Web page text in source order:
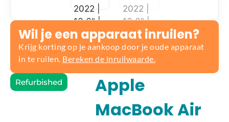
Wil je een apparaat inruilen?
Krijg korting op je aankoop door je oude apparaat
in te ruilen. Bereken de inruilwaarde.
Refurbished
Apple
MacBook Air